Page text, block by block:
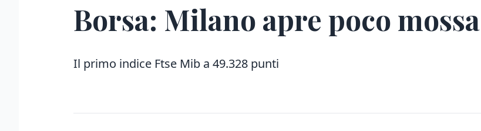
Borsa: Milano apre poco
Il primo indice Ftse Mib a 49.328 punti